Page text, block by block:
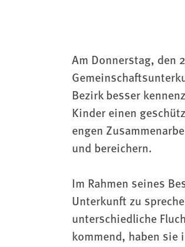
Am Donnerstag, den
Bezirk besser
Kinder einen
engen
und bereichern.
Im Rahmen seines
Unterkunft zu
unterschiedliche
kommend, haben sie